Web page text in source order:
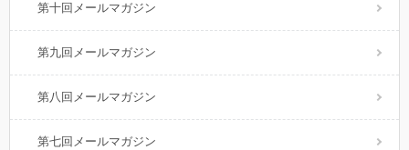
第十回メールマガジン
第九回メールマガジン
第八回メールマガジン
第七回メールマガジン